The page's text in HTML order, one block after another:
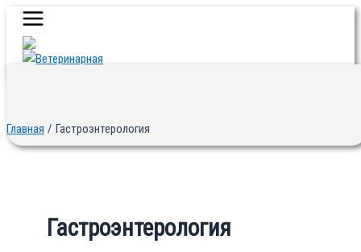
Перейти
содержимому
Main
Menu
Главная Гастроэнтерология
Гастроэнтерология